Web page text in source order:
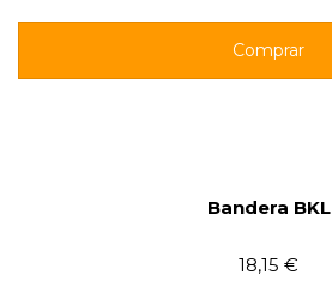
Comprar
Bandera BKL
18,15 €